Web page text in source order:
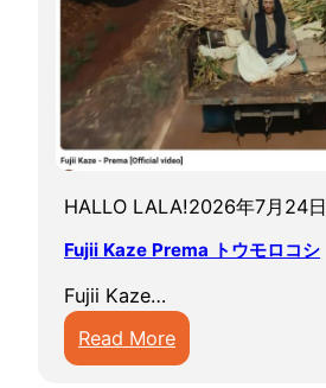
HALLO LALA!2026年7月24日
Fujii Kaze Prema トウモロコシ
Fujii Kaze…
Read More:
F